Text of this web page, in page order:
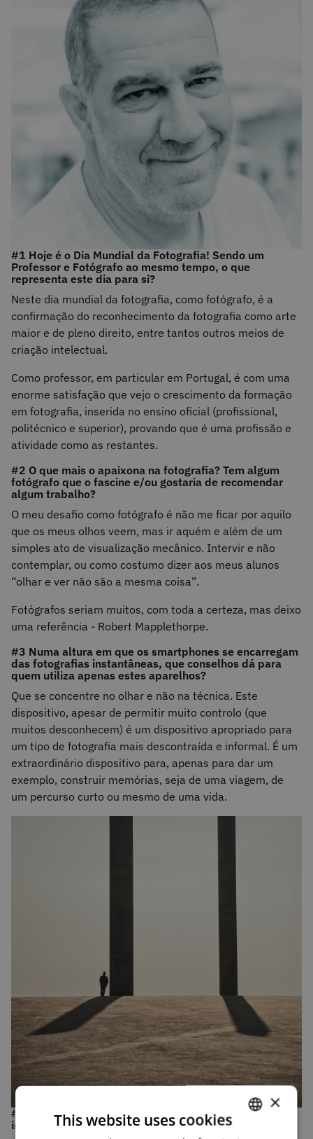
#1 Hoje é o Dia Mundial da Fotografia! Sendo um
Professor e Fotógrafo ao mesmo tempo, o que
representa este dia para si?
Neste dia mundial da fotografia, como fotógrafo, é a
confirmação do reconhecimento da fotografia como arte
maior e de pleno direito, entre tantos outros meios de
criação intelectual.
Como professor, em particular em Portugal, é com uma
enorme satisfação que vejo o crescimento da formação
em fotografia, inserida no ensino oficial (profissional,
politécnico e superior), provando que é uma profissão e
atividade como as restantes.
#2 O que mais o apaixona na fotografia? Tem algum
fotógrafo que o fascine e/ou gostaria de recomendar
algum trabalho?
O meu desafio como fotógrafo é não me ficar por aquilo
que os meus olhos veem, mas ir aquém e além de um
simples ato de visualização mecânico. Intervir e não
contemplar, ou como costumo dizer aos meus alunos
“olhar e ver não são a mesma coisa”.
Fotógrafos seriam muitos, com toda a certeza, mas deixo
uma referência - Robert Mapplethorpe.
#3 Numa altura em que os smartphones se encarregam
das fotografias instantâneas, que conselhos dá para
quem utiliza apenas estes aparelhos?
Que se concentre no olhar e não na técnica. Este
dispositivo, apesar de permitir muito controlo (que
muitos desconhecem) é um dispositivo apropriado para
um tipo de fotografia mais descontraída e informal. É um
extraordinário dispositivo para, apenas para dar um
exemplo, construir memórias, seja de uma viagem, de
um percurso curto ou mesmo de uma vida.
#4 O que é um fluxo fotográfico digital? Qual a sua
importância para quem quer trabalhar com fotografia?
×
This website uses cookies